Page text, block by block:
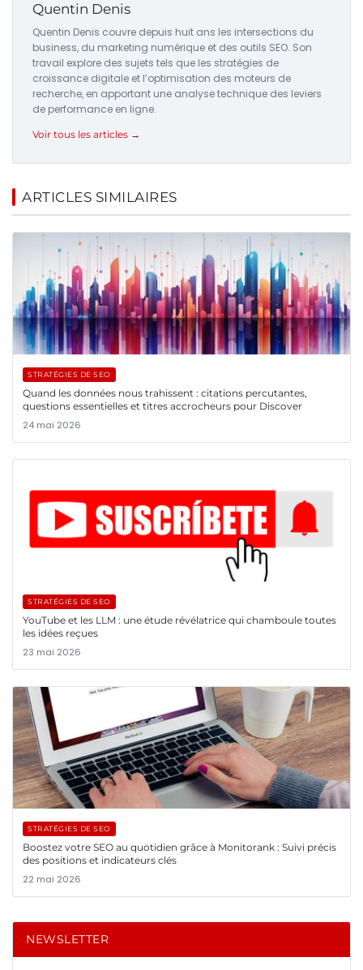
Quentin Denis
Quentin Denis couvre depuis huit ans les intersections du
business, du marketing numérique et des outils SEO. Son
travail explore des sujets tels que les stratégies de
croissance digitale et l’optimisation des moteurs de
recherche, en apportant une analyse technique des leviers
de performance en ligne.
Voir tous les articles →
ARTICLES SIMILAIRES
STRATÉGIES DE SEO
Quand les données nous trahissent : citations percutantes,
questions essentielles et titres accrocheurs pour Discover
24 mai 2026
STRATÉGIES DE SEO
YouTube et les LLM : une étude révélatrice qui chamboule toutes
les idées reçues
23 mai 2026
STRATÉGIES DE SEO
Boostez votre SEO au quotidien grâce à Monitorank : Suivi précis
des positions et indicateurs clés
22 mai 2026
NEWSLETTER